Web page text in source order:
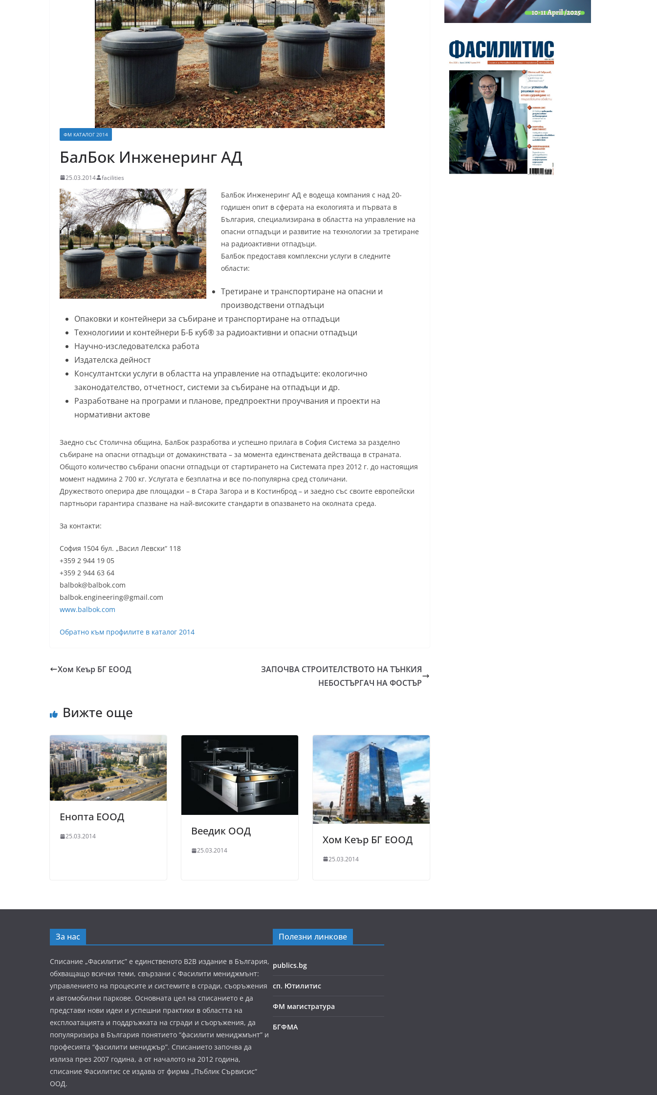
ФМ КАТАЛОГ 2014
БалБок Инженеринг АД
25.03.2014 facilities
БалБок Инженеринг АД е водеща компания с над 20-
годишен опит в сферата на екологията и първата в
България, специализирана в областта на управление на
опасни отпадъци и развитие на технологии за третиране
на радиоактивни отпадъци.
БалБок предоставя комплексни услуги в следните
области:
Третиране и транспортиране на опасни и
производствени отпадъци
Опаковки и контейнери за събиране и транспортиране на отпадъци
Технологиии и контейнери Б-Б куб® за радиоактивни и опасни отпадъци
Научно-изследователска работа
Издателска дейност
Консултантски услуги в областта на управление на отпадъците: екологично
законодателство, отчетност, системи за събиране на отпадъци и др.
Разработване на програми и планове, предпроектни проучвания и проекти на
нормативни актове
Заедно със Столична община, БалБок разработва и успешно прилага в София Система за разделно
събиране на опасни отпадъци от домакинствата – за момента единствената действаща в страната.
Общото количество събрани опасни отпадъци от стартирането на Системата през 2012 г. до настоящия
момент надмина 2 700 кг. Услугата е безплатна и все по-популярна сред столичани.
Дружеството оперира две площадки – в Стара Загора и в Костинброд – и заедно със своите европейски
партньори гарантира спазване на най-високите стандарти в опазването на околната среда.
За контакти:
София 1504 бул. „Васил Левски“ 118
+359 2 944 19 05
+359 2 944 63 64
balbok@balbok.com
balbok.engineering@gmail.com
www.balbok.com
Обратно към профилите в каталог 2014
Хом Кеър БГ ЕООД
ЗАПОЧВА СТРОИТЕЛСТВОТО НА ТЪНКИЯ
НЕБОСТЪРГАЧ НА ФОСТЪР
Вижте още
Енопта ЕООД
25.03.2014 Веедик ООД
25.03.2014
Хом Кеър БГ ЕООД
25.03.2014
За нас
Списание „Фасилитис” е единственото B2B издание в България,
обхващащо всички теми, свързани с Фасилити мениджмънт:
управлението на процесите и системите в сгради, съоръжения
и автомобилни паркове. Основната цел на списанието е да
представи нови идеи и успешни практики в областта на
експлоатацията и поддръжката на сгради и съоръжения, да
популяризира в България понятието “фасилити мениджмънт” и
професията “фасилити мениджър”. Списанието започва да
излиза през 2007 година, а от началото на 2012 година,
списание Фасилитис се издава от фирма „Пъблик Сървисис“
ООД.
Полезни линкове
publics.bg
сп. Ютилитис
ФМ магистратура
БГФМА